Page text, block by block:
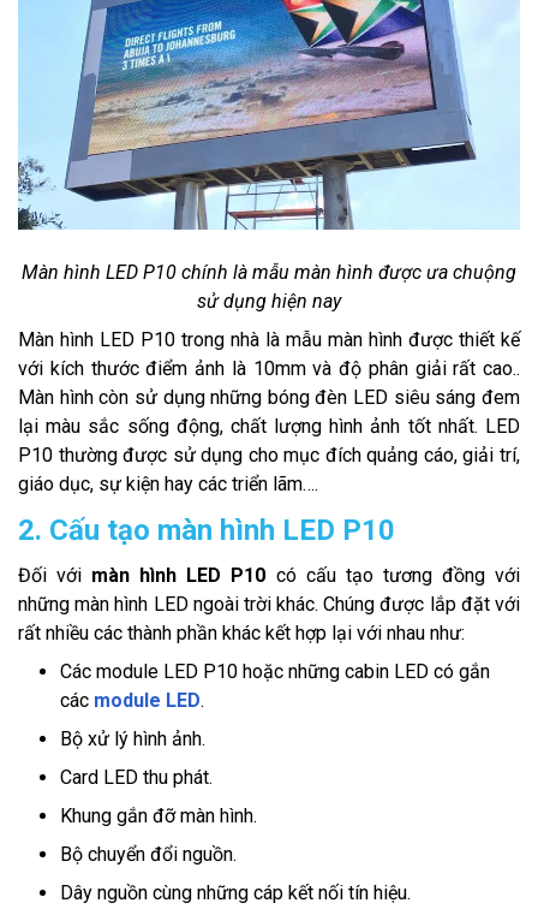
Màn hình LED P10 chính là mẫu màn hình được ưa chuộng
sử dụng hiện nay
Màn hình LED P10 trong nhà là mẫu màn hình được thiết kế
với kích thước điểm ảnh là 10mm và độ phân giải rất cao..
Màn hình còn sử dụng những bóng đèn LED siêu sáng đem
lại màu sắc sống động, chất lượng hình ảnh tốt nhất. LED
P10 thường được sử dụng cho mục đích quảng cáo, giải trí,
giáo dục, sự kiện hay các triển lãm….
2. Cấu tạo màn hình LED P10
Đối với màn hình LED P10 có cấu tạo tương đồng với
những màn hình LED ngoài trời khác. Chúng được lắp đặt với
rất nhiều các thành phần khác kết hợp lại với nhau như:
Các module LED P10 hoặc những cabin LED có gắn
các module LED.
Bộ xử lý hình ảnh.
Card LED thu phát.
Khung gắn đỡ màn hình.
Bộ chuyển đổi nguồn.
Dây nguồn cùng những cáp kết nối tín hiệu.